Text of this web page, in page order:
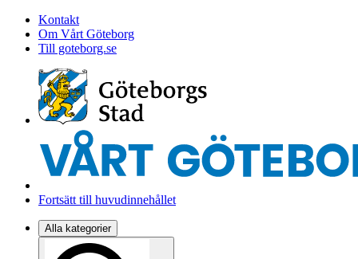
Kontakt
Om Vårt Göteborg
Till goteborg.se
Fortsätt till huvudinnehållet
Alla kategorier